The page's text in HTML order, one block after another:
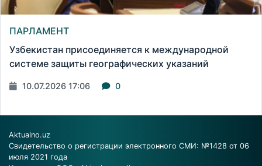
ПАРЛАМЕНТ
Узбекистан присоединяется к международной
системе защиты географических указаний
10.07.2026 17:06 0
Aktualno.uz
Свидетельство о регистрации электронного СМИ: №1428 от 06
июля 2021 года